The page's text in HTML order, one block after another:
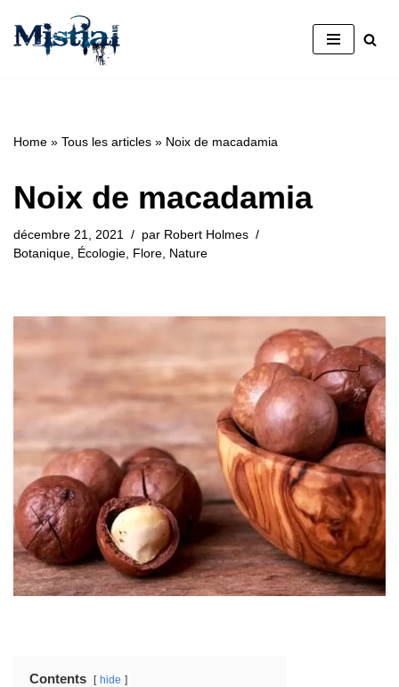
Aller
Home » Tous les articles » Noix de macadamia
Noix de macadamia
décembre 21, 2021 par Robert Holmes
Botanique, Écologie, Flore, Nature
Contents hide